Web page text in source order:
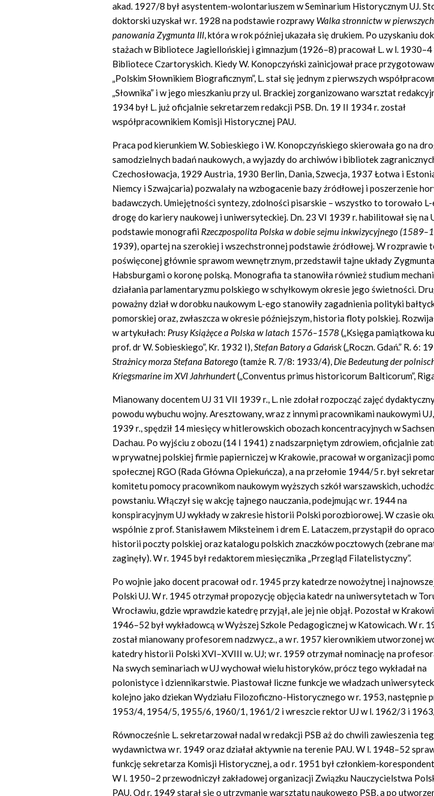
akad. 1927/8 był asystentem-wolontariuszem w Seminarium Historycznym UJ.
doktorski uzyskał w r. 1928 na podstawie rozprawy Walka stronnictw w
panowania Zygmunta III, która w rok później ukazała się drukiem. Po uzyskaniu
stażach w Bibliotece Jagiellońskiej i gimnazjum (1926–8) pracował L. w l. 1930–4
Bibliotece Czartoryskich. Kiedy W. Konopczyński zainicjował prace
„Polskim Słownikiem Biograficznym”, L. stał się jednym z pierwszych
„Słownika” i w jego mieszkaniu przy ul. Brackiej zorganizowano warsztat
1934 był L. już oficjalnie sekretarzem redakcji PSB. Dn. 19 II 1934 r. został
współpracownikiem Komisji Historycznej PAU.
Praca pod kierunkiem W. Sobieskiego i W. Konopczyńskiego skierowała go na
samodzielnych badań naukowych, a wyjazdy do archiwów i bibliotek
Czechosłowacja, 1929 Austria, 1930 Berlin, Dania, Szwecja, 1937 Łotwa i
Niemcy i Szwajcaria) pozwalały na wzbogacenie bazy źródłowej i poszerzenie
badawczych. Umiejętności syntezy, zdolności pisarskie – wszystko to torowało L-
drogę do kariery naukowej i uniwersyteckiej. Dn. 23 VI 1939 r. habilitował się na
podstawie monografii Rzeczpospolita Polska w dobie sejmu inkwizycyjnego
1939), opartej na szerokiej i wszechstronnej podstawie źródłowej. W rozprawie
poświęconej głównie sprawom wewnętrznym, przedstawił tajne układy
Habsburgami o koronę polską. Monografia ta stanowiła również studium
działania parlamentaryzmu polskiego w schyłkowym okresie jego świetności.
poważny dział w dorobku naukowym L-ego stanowiły zagadnienia polityki
pomorskiej oraz, zwłaszcza w okresie późniejszym, historia floty polskiej.
w artykułach: Prusy Książęce a Polska w latach 1576–1578 („Księga pamiątkowa
prof. dr W. Sobieskiego”, Kr. 1932 I),Stefan Batory a Gdańsk(„Roczn. Gdań.” R. 6:
Strażnicy morza Stefana Batorego(tamże R. 7/8: 1933/4), Die Bedeutung der
Kriegsmarine im XVI Jahrhundert(„Conventus primus historicorum Balticorum”,
Mianowany docentem UJ 31 VII 1939 r., L. nie zdołał rozpocząć zajęć
powodu wybuchu wojny. Aresztowany, wraz z innymi pracownikami naukowymi
1939 r., spędził 14 miesięcy w hitlerowskich obozach koncentracyjnych w
Dachau. Po wyjściu z obozu (14 I 1941) z nadszarpniętym zdrowiem, oficjalnie
w prywatnej polskiej firmie papierniczej w Krakowie, pracował w organizacji
społecznej RGO (Rada Główna Opiekuńcza), a na przełomie 1944/5 r. był
komitetu pomocy pracownikom naukowym wyższych szkół warszawskich,
powstaniu. Włączył się w akcję tajnego nauczania, podejmując w r. 1944 na
konspiracyjnym UJ wykłady w zakresie historii Polski porozbiorowej. W czasie
wspólnie z prof. Stanisławem Miksteinem i drem E. Lataczem, przystąpił do
historii poczty polskiej oraz katalogu polskich znaczków pocztowych (zebrane
zaginęły). W r. 1945 był redaktorem miesięcznika „Przegląd Filatelistyczny”.
Po wojnie jako docent pracował od r. 1945 przy katedrze nowożytnej i
Polski UJ. W r. 1945 otrzymał propozycję objęcia katedr na uniwersytetach w
Wrocławiu, gdzie wprawdzie katedrę przyjął, ale jej nie objął. Pozostał w
1946–52 był wykładowcą w Wyższej Szkole Pedagogicznej w Katowicach. W r.
został mianowany profesorem nadzwycz., a w r. 1957 kierownikiem utworzonej
katedry historii Polski XVI–XVIII w. UJ; w r. 1959 otrzymał nominację na
Na swych seminariach w UJ wychował wielu historyków, prócz tego wykładał na
polonistyce i dziennikarstwie. Piastował liczne funkcje we władzach
kolejno jako dziekan Wydziału Filozoficzno-Historycznego w r. 1953, następnie
1953/4, 1954/5, 1955/6, 1960/1, 1961/2 i wreszcie rektor UJ w l. 1962/3 i
Równocześnie L. sekretarzował nadal w redakcji PSB aż do chwili zawieszenia
wydawnictwa w r. 1949 oraz działał aktywnie na terenie PAU. W l. 1948–52
funkcję sekretarza Komisji Historycznej, a od r. 1951 był członkiem-
W l. 1950–2 przewodniczył zakładowej organizacji Związku Nauczycielstwa
PAU. Od r. 1949 starał się o utrzymanie warsztatu naukowego PSB, a po